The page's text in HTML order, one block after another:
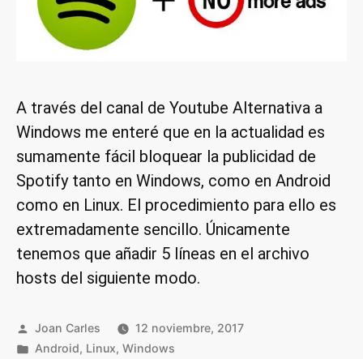
A través del canal de Youtube Alternativa a
Windows me enteré que en la actualidad es
sumamente fácil bloquear la publicidad de
Spotify tanto en Windows, como en Android
como en Linux. El procedimiento para ello es
extremadamente sencillo. Únicamente
tenemos que añadir 5 líneas en el archivo
hosts del siguiente modo.
Publicado
por
Joan Carles
12 noviembre, 2017
Publicado
Android, Linux,Windows